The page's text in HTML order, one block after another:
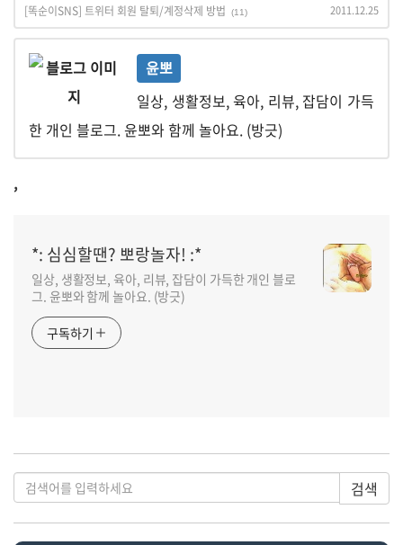
[똑순이SNS] 트위터 회원 탈퇴/계정삭제 방법 (11) 2011.12.25
윤뽀
일상, 생활정보, 육아, 리뷰, 잡담이 가득
한 개인 블로그. 윤뽀와 함께 놀아요. (방긋)
,
*: 심심할땐? 뽀랑놀자! :*
일상, 생활정보, 육아, 리뷰, 잡담이 가득한 개인 블로
그. 윤뽀와 함께 놀아요. (방긋)
구독하기
검색